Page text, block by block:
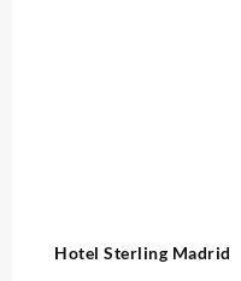
Hotel Sterling Madrid